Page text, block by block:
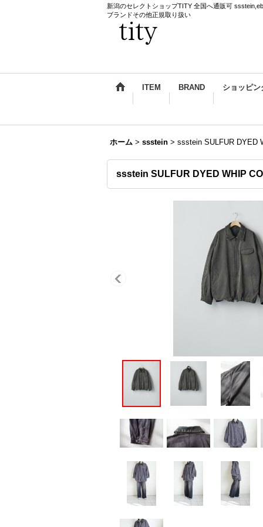
新潟のセレクトショップTITY 全国へ通販可
ブランドその他正規取り扱い
ITEM BRAND ショッピン
ホーム > ssstein > ssstein SULFUR DYED
ssstein SULFUR DYED WHIP